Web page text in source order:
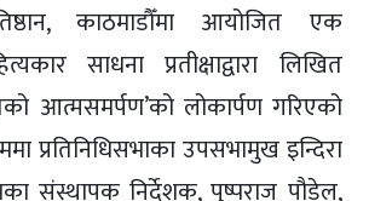
काठमाडौँमा आयोजित एक
साधना प्रतीक्षाद्वारा लिखित
आत्मसमर्पण’को लोकार्पण गरिएको
प्रतिनिधिसभाका उपसभामुख इन्दिरा
संस्थापक निर्देशक, पुष्पराज पौडेल,